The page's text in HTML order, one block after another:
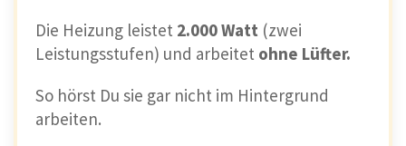
Die Heizung leistet 2.000 Watt (zwei
Leistungsstufen) und arbeitet ohne Lüfter.
So hörst Du sie gar nicht im Hintergrund
arbeiten.